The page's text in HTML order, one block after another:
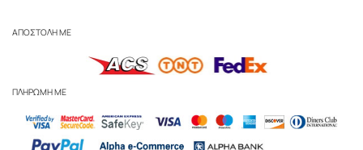
ΑΠΟΣΤΟΛΗ ΜΕ
ΠΛΗΡΩΜΗ ΜΕ